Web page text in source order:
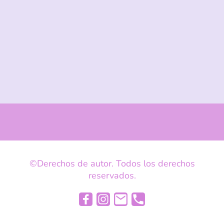
©Derechos de autor. Todos los derechos
reservados.